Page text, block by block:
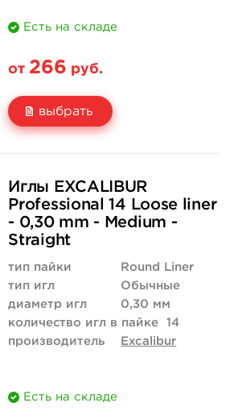
Есть на складе
от 266 руб.
выбрать
266 руб.
купить
2 518 руб.
Иглы EXCALIBUR
Professional 14 Loose liner
- 0,30 mm - Medium -
Straight
тип пайки
Round Liner
тип игл
Обычные
диаметр игл
0,30 мм
количество игл в пайке
14
производитель
Excalibur
Есть на складе